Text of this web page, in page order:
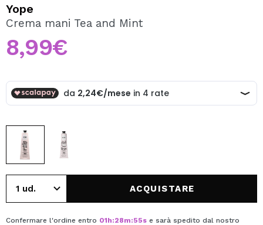
Creando un account su Maquibeauty.it potrai fare i tuoi
acquisti velocemente, controllare lo stato dei tuoi ordini e
consultare le tue operazioni precedenti.
CREARE UN ACCOUNT
Yope
Crema mani Tea and Mint
8,99€
ACQUISTARE
Confermare l'ordine entro 01h:28m:55s e sarà spedito dal nostro